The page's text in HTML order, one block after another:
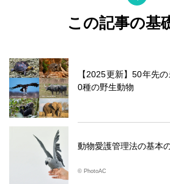
この記事の基
【2025更新】50年先
0種の野生動物
動物愛護管理法の基本
© PhotoAC